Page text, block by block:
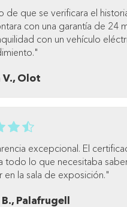
de que se verificara el
con una garantía de 24
con un vehículo
V., Olot
excepcional. El
todo lo que necesitaba
en la sala de exposición."
Palafrugell